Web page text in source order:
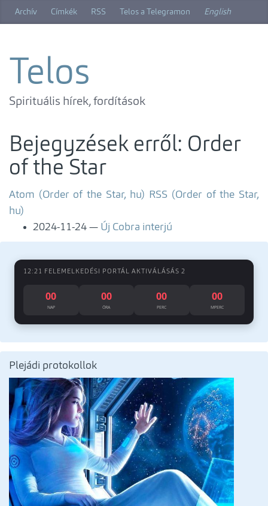
Archív Címkék RSS Telos a Telegramon English
Telos
Spirituális hírek, fordítások
Bejegyzések erről: Order
of the Star
Atom (Order of the Star, hu)
RSS (Order of the Star,
hu)
2024-11-24
Új Cobra interjú
12:21 FELEMELKEDÉSI PORTÁL AKTIVÁLÁSÁS 2
00
NAP
00
ÓRA
00
PERC
00
MPERC
Plejádi protokollok